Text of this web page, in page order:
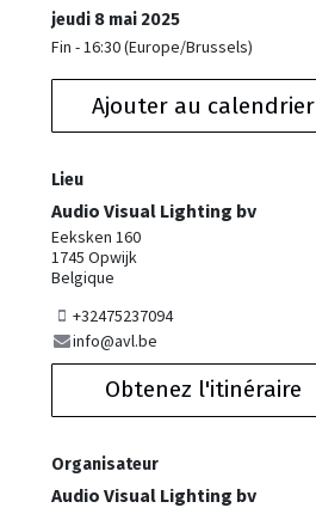
jeudi 8 mai 2025
Fin -16:30(Europe/Brussels)
Ajouter au calendrier
Lieu
Audio Visual Lighting bv
Eeksken 160
1745 Opwijk
Belgique
+32475237094
info@avl.be
Obtenez l'itinéraire
Organisateur
Audio Visual Lighting bv